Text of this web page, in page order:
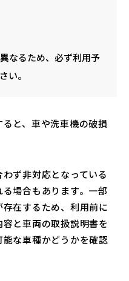
なるため、必ず利用予
い。
と、車や洗車機の破損
ず非対応となっている
場合もあります。一部
在するため、利用前に
と車両の取扱説明書を
な車種かどうかを確認